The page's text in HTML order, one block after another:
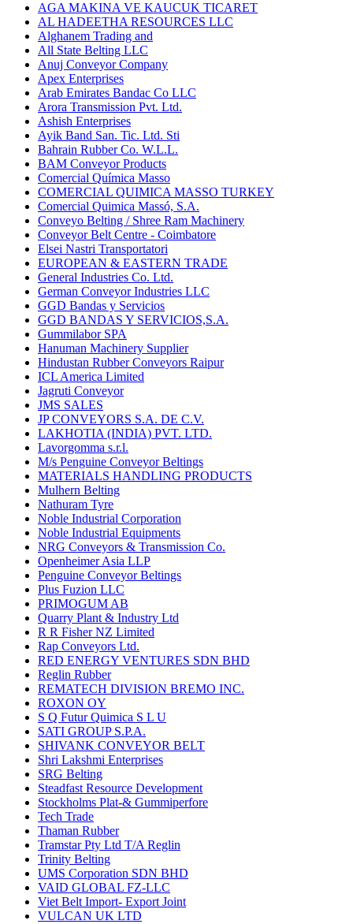
AGA MAKINA VE KAUCUK TICARET
AL HADEETHA RESOURCES LLC
Alghanem Trading and
All State Belting LLC
Anuj Conveyor Company
Apex Enterprises
Arab Emirates Bandac Co LLC
Arora Transmission Pvt. Ltd.
Ashish Enterprises
Ayik Band San. Tic. Ltd. Sti
Bahrain Rubber Co. W.L.L.
BAM Conveyor Products
Comercial Química Masso
COMERCIAL QUIMICA MASSO TURKEY
Comercial Quimica Massó, S.A.
Conveyo Belting / Shree Ram Machinery
Conveyor Belt Centre - Coimbatore
Elsei Nastri Transportatori
EUROPEAN & EASTERN TRADE
General Industries Co. Ltd.
German Conveyor Industries LLC
GGD Bandas y Servicios
GGD BANDAS Y SERVICIOS,S.A.
Gummilabor SPA
Hanuman Machinery Supplier
Hindustan Rubber Conveyors Raipur
ICL America Limited
Jagruti Conveyor
JMS SALES
JP CONVEYORS S.A. DE C.V.
LAKHOTIA (INDIA) PVT. LTD.
Lavorgomma s.r.l.
M/s Penguine Conveyor Beltings
MATERIALS HANDLING PRODUCTS
Mulhern Belting
Nathuram Tyre
Noble Industrial Corporation
Noble Industrial Equipments
NRG Conveyors & Transmission Co.
Openheimer Asia LLP
Penguine Conveyor Beltings
Plus Fuzion LLC
PRIMOGUM AB
Quarry Plant & Industry Ltd
R R Fisher NZ Limited
Rap Conveyors Ltd.
RED ENERGY VENTURES SDN BHD
Reglin Rubber
REMATECH DIVISION BREMO INC.
ROXON OY
S Q Futur Quimica S L U
SATI GROUP S.P.A.
SHIVANK CONVEYOR BELT
Shri Lakshmi Enterprises
SRG Belting
Steadfast Resource Development
Stockholms Plat-& Gummiperfore
Tech Trade
Thaman Rubber
Tramstar Pty Ltd T/A Reglin
Trinity Belting
UMS Corporation SDN BHD
VAID GLOBAL FZ-LLC
Viet Belt Import- Export Joint
VULCAN UK LTD